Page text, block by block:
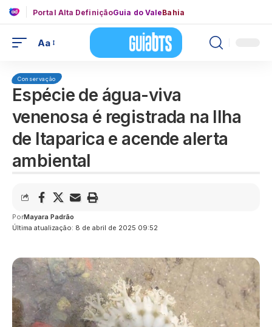
Portal Alta DefiniçãoGuia do ValeBahia
Aa
Conservação
Espécie de água-viva
venenosa é registrada na Ilha
de Itaparica e acende alerta
ambiental
Última atualização: 8 de abril de 2025 09:52
PorMayara Padrão